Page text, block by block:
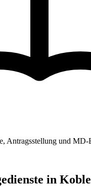
Antragsstellung und MD-
in